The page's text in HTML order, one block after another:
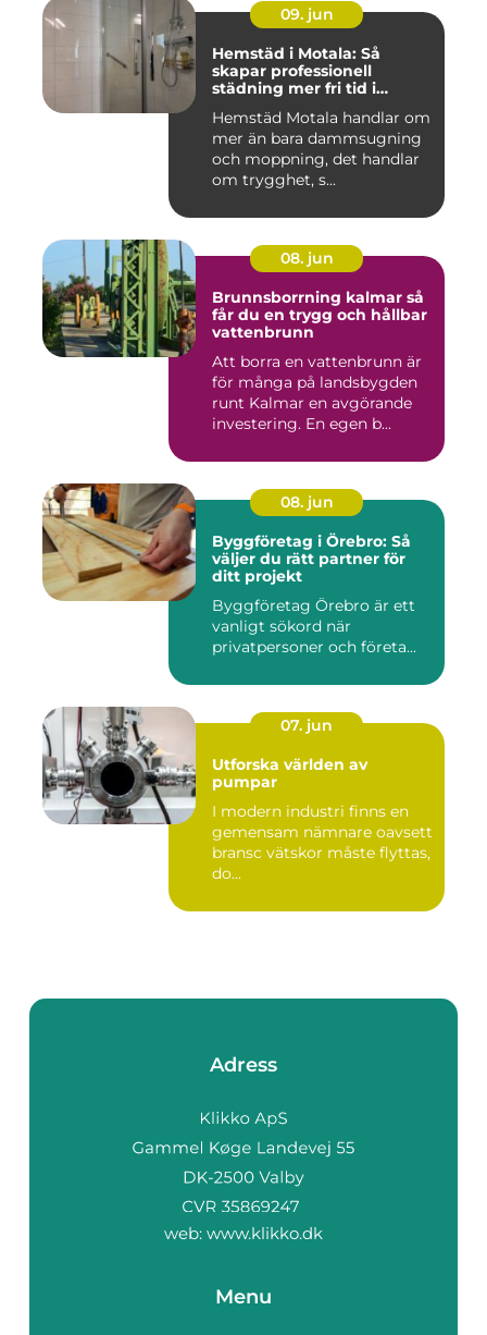
09. jun
Hemstäd i Motala: Så
skapar professionell
städning mer fri tid i
Hemstäd Motala handlar om
mer än bara dammsugning
och moppning, det handlar
om trygghet, s...
08. jun
Brunnsborrning kalmar så
får du en trygg och hållbar
vattenbrunn
Att borra en vattenbrunn är
för många på landsbygden
runt Kalmar en avgörande
investering. En egen b...
08. jun
Byggföretag i Örebro: Så
väljer du rätt partner för
ditt projekt
Byggföretag Örebro är ett
vanligt sökord när
privatpersoner och företa...
07. jun
Utforska världen av
pumpar
I modern industri finns en
gemensam nämnare oavsett
bransc vätskor måste flyttas,
do...
Adress
web: www.klikko.dk
Menu